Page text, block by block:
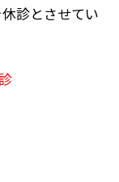
診とさせてい